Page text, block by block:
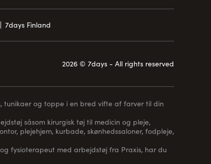
7days Finland
2026 © 7days - All rights reserved
tunikaer og toppe i en bred vifte af farver til din
såsom kirurgisk tøj til medicin og pleje,
plejehjem, kurbade, skønhedssaloner, fodpleje,
fysioterapeut med arbejdstøj fra Praxis, har du